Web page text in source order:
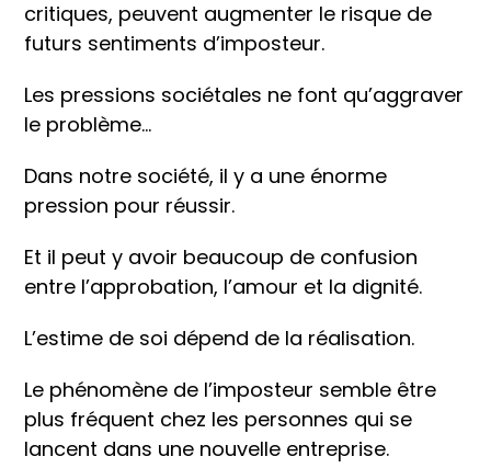
critiques, peuvent augmenter le risque de
futurs sentiments d’imposteur.
Les pressions sociétales ne font qu’aggraver
le problème…
Dans notre société, il y a une énorme
pression pour réussir.
Et il peut y avoir beaucoup de confusion
entre l’approbation, l’amour et la dignité.
L’estime de soi dépend de la réalisation.
Le phénomène de l’imposteur semble être
plus fréquent chez les personnes qui se
lancent dans une nouvelle entreprise.